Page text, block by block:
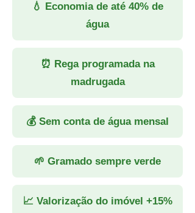
💧 Economia de até 40% de
água
⏰ Rega programada na
madrugada
💰 Sem conta de água mensal
🌱 Gramado sempre verde
📈 Valorização do imóvel +15%